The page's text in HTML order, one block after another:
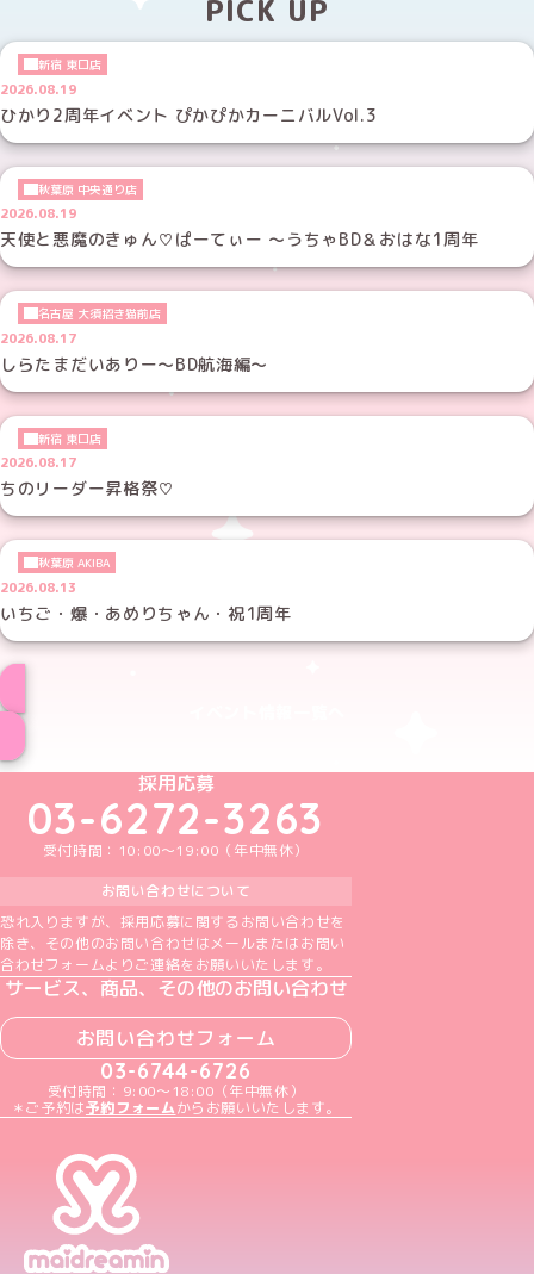
PICK UP
新宿 東口店
2026.08.19
ひかり2周年イベント ぴかぴかカーニバルVol.3
秋葉原 中央通り店
2026.08.19
天使と悪魔のきゅん♡ぱーてぃー ～うちゃBD＆おはな1周年
名古屋 大須招き猫前店
2026.08.17
しらたまだいありー～BD航海編～
新宿 東口店
2026.08.17
ちのリーダー昇格祭♡
秋葉原 AKIBA
2026.08.13
いちご・爆・あめりちゃん・祝1周年
めいどりーみんTikTok公式アカウント
めいどりーみんX公式アカウント
めいどりーみんInstagram公式アカウント
めいどりーみんFacebook公式アカウン
めいどりーみんYouTube公式アカ
採用応募
03-6272-3263
受付時間：10:00～19:00（年中無休）
お問い合わせについて
恐れ入りますが、採用応募に関するお問い合わせを
除き、その他のお問い合わせはメールまたはお問い
合わせフォームよりご連絡をお願いいたします。
サービス、商品、その他のお問い合わせ
お問い合わせフォーム
03-6744-6726
受付時間：9:00～18:00（年中無休）
＊ご予約は予約フォームからお願いいたします。